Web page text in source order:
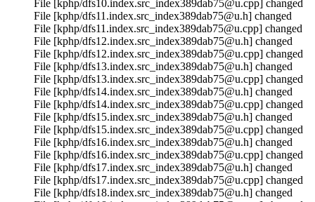
File [kphp/dfs10.index.src_index389dab75@u.cpp] changed
File [kphp/dfs11.index.src_index389dab75@u.h] changed
File [kphp/dfs11.index.src_index389dab75@u.cpp] changed
File [kphp/dfs12.index.src_index389dab75@u.h] changed
File [kphp/dfs12.index.src_index389dab75@u.cpp] changed
File [kphp/dfs13.index.src_index389dab75@u.h] changed
File [kphp/dfs13.index.src_index389dab75@u.cpp] changed
File [kphp/dfs14.index.src_index389dab75@u.h] changed
File [kphp/dfs14.index.src_index389dab75@u.cpp] changed
File [kphp/dfs15.index.src_index389dab75@u.h] changed
File [kphp/dfs15.index.src_index389dab75@u.cpp] changed
File [kphp/dfs16.index.src_index389dab75@u.h] changed
File [kphp/dfs16.index.src_index389dab75@u.cpp] changed
File [kphp/dfs17.index.src_index389dab75@u.h] changed
File [kphp/dfs17.index.src_index389dab75@u.cpp] changed
File [kphp/dfs18.index.src_index389dab75@u.h] changed